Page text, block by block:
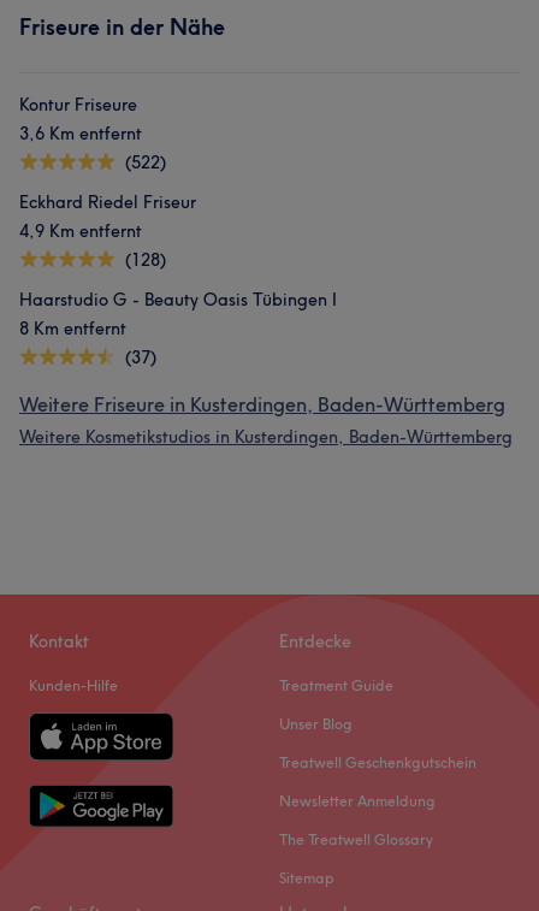
Friseure in der Nähe
Kontur Friseure
3,6 Km entfernt
(522)
Eckhard Riedel Friseur
4,9 Km entfernt
(128)
Haarstudio G - Beauty Oasis Tübingen I
8 Km entfernt
(37)
Weitere Friseure in Kusterdingen, Baden-Württemberg
Weitere Kosmetikstudios in Kusterdingen, Baden-Württemberg
Kontakt
Kunden-Hilfe
Entdecke
Treatment Guide
Unser Blog
Treatwell Geschenkgutschein
Newsletter Anmeldung
The Treatwell Glossary
Sitemap